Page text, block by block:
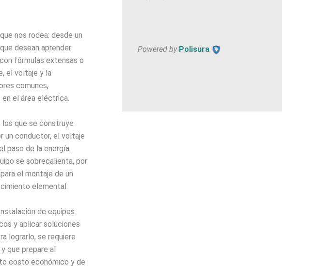
nos rodea: desde un
desean aprender
fórmulas extensas o
el voltaje y la
comunes,
el área eléctrica.
los que se construye
un conductor, el voltaje
paso de la energía.
se sobrecalienta, por
el montaje de un
elemental.
de equipos.
y aplicar soluciones
lograrlo, se requiere
que prepare al
costo económico y de
Powered by Polisura